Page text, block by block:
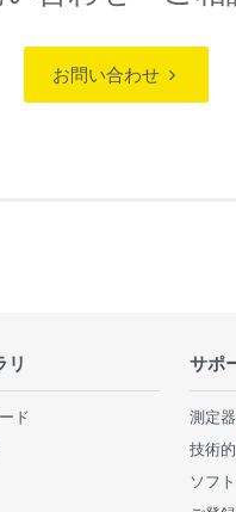
お問い合わせ
リ
ド
サポ
測定
技術
ソフ